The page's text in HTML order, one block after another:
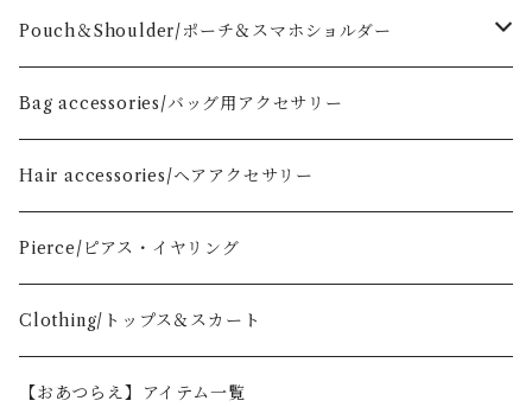
Drawstring Bag
Mini
Small
One Handle Bag
size17
size26
Market Bag
size31
size20
Hobo Bag
Pouch＆Shoulder/ポーチ＆スマホショルダー
【S】flat pouch
【M】flat pouch
smartphone pouch
Fan-shaped pouch
Bag accessories/バッグ用アクセサリー
Hair accessories/ヘアアクセサリー
Pierce/ピアス・イヤリング
Clothing/トップス＆スカート
【おあつらえ】アイテム一覧